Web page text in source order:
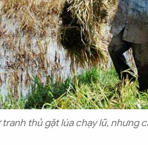
thủ gặt lúa chạy lũ, nhưng